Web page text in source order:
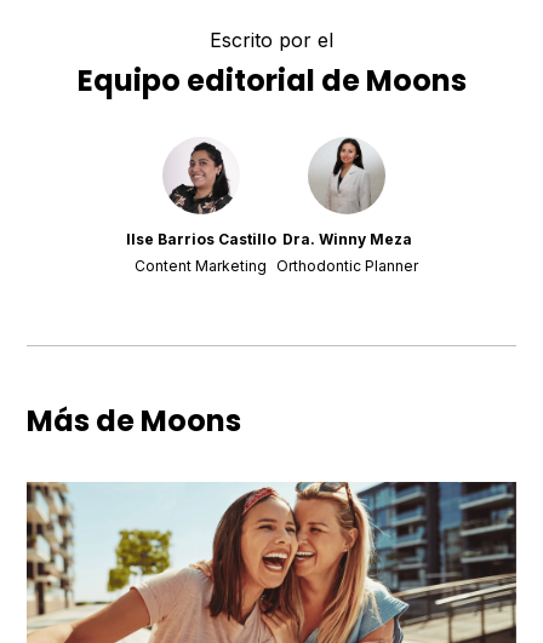
Escrito por el
Equipo editorial de Moons
Ilse Barrios Castillo
Content Marketing
Dra. Winny Meza
Orthodontic Planner
Más de Moons